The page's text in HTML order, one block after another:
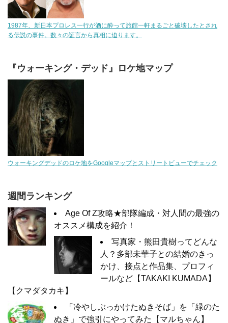
1987年、新日本プロレス一行が酒に酔って旅館一軒まるごと破壊したとされ
る伝説の事件。数々の証言から真相に迫ります。
『ウォーキング・デッド』ロケ地マップ
ウォーキングデッドのロケ地をGoogleマップとストリートビューでチェック
週間ランキング
Age Of Z攻略★部隊編成・対人間の最強の
オススメ構成を紹介！
写真家・熊田貴樹ってどんな
人？多部未華子との結婚のきっ
かけ、接点と作品集、プロフィ
ールなど【TAKAKI KUMADA】
【クマダタカキ】
「冷やしぶっかけたぬきそば」を「緑のた
ぬき」で強引にやってみた【マルちゃん】